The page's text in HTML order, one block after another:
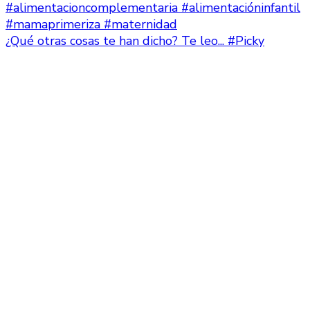
¿Qué otras cosas te han dicho? Te leo... #Picky